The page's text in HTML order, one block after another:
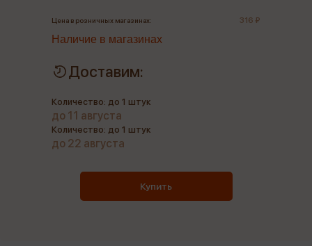
Цена в розничных магазинах: 316 ₽
Наличие в магазинах
Доставим:
Количество: до 1 штук
до 11 августа
Количество: до 1 штук
до 22 августа
Купить